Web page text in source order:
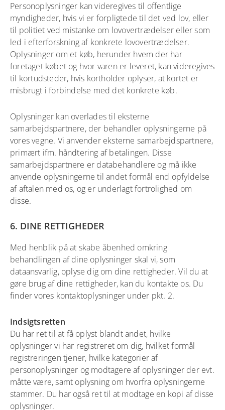
Personoplysninger kan videregives til offentlige
myndigheder, hvis vi er forpligtede til det ved lov, eller
til politiet ved mistanke om lovovertrædelser eller som
led i efterforskning af konkrete lovovertrædelser.
Oplysninger om et køb, herunder hvem der har
foretaget købet og hvor varen er leveret, kan videregives
til kortudsteder, hvis kortholder oplyser, at kortet er
misbrugt i forbindelse med det konkrete køb.
Oplysninger kan overlades til eksterne
samarbejdspartnere, der behandler oplysningerne på
vores vegne. Vi anvender eksterne samarbejdspartnere,
primært ifm. håndtering af betalingen. Disse
samarbejdspartnere er databehandlere og må ikke
anvende oplysningerne til andet formål end opfyldelse
af aftalen med os, og er underlagt fortrolighed om
disse.
6. DINE RETTIGHEDER
Med henblik på at skabe åbenhed omkring
behandlingen af dine oplysninger skal vi, som
dataansvarlig, oplyse dig om dine rettigheder. Vil du at
gøre brug af dine rettigheder, kan du kontakte os. Du
finder vores kontaktoplysninger under pkt. 2.
Indsigtsretten
Du har ret til at få oplyst blandt andet, hvilke
oplysninger vi har registreret om dig, hvilket formål
registreringen tjener, hvilke kategorier af
personoplysninger og modtagere af oplysninger der evt.
måtte være, samt oplysning om hvorfra oplysningerne
stammer. Du har også ret til at modtage en kopi af disse
oplysninger.